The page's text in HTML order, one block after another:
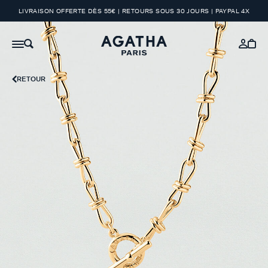
LIVRAISON OFFERTE DÈS 55€ | RETOURS SOUS 30 JOURS | PAYPAL 4X
RETOUR